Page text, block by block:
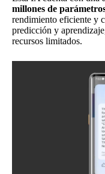
millones de
rendimiento eficiente y
predicción y
recursos limitados.